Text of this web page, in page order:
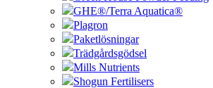
GHE®/Terra Aquatica®
Plagron
Paketlösningar
Trädgårdsgödsel
Mills Nutrients
Shogun Fertilisers